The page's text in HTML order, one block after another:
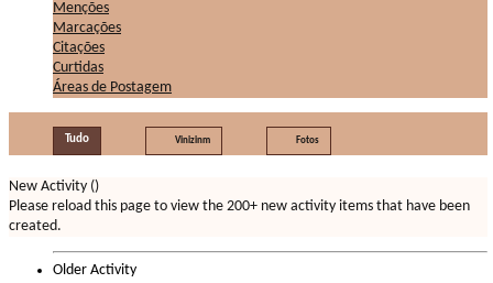
Menções
Marcações
Citações
Curtidas
Áreas de Postagem
Tudo Vinizinm Fotos
New Activity ()
Please reload this page to view the 200+ new activity items that have been
created.
Older Activity